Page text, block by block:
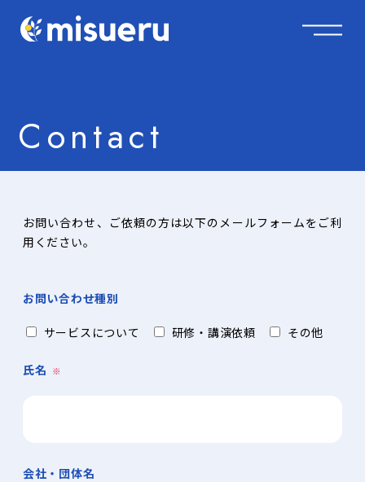
Contact
お問い合わせ、ご依頼の方は以下のメールフォームをご利
用ください。
お問い合わせ種別
サービスについて 研修・講演依頼 その他
氏名 ※
会社・団体名